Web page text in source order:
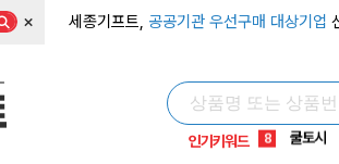
× 세종기프트, 공공기관 우선구매 대상기업
인기키워드
5 키캡
8 쿨토시
9 넥쿨러